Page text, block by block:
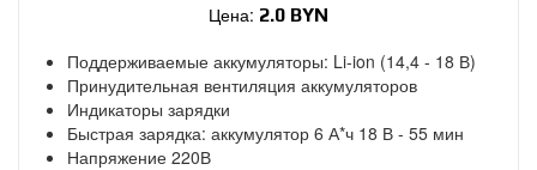
Цена: 2.0 BYN
Поддерживаемые аккумуляторы: Li-ion (14,4 - 18 В)
Принудительная вентиляция аккумуляторов
Индикаторы зарядки
Быстрая зарядка: аккумулятор 6 А*ч 18 В - 55 мин
Напряжение 220В